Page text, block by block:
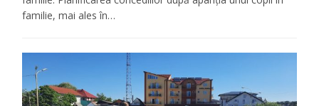
familie, mai ales în…